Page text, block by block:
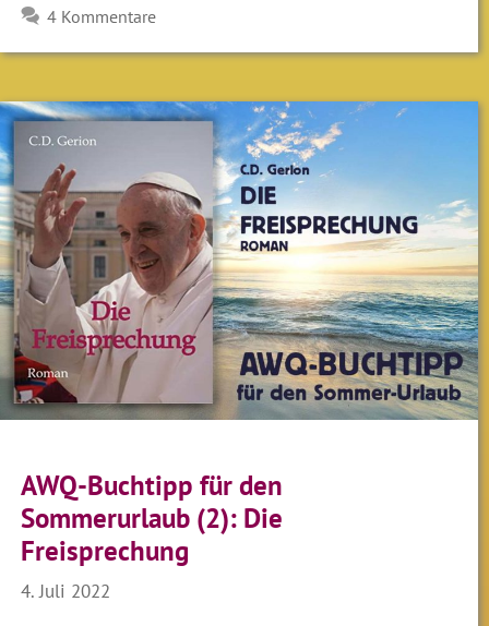
4 Kommentare
AWQ-Buchtipp für den
Sommerurlaub (2): Die
Freisprechung
4. Juli 2022